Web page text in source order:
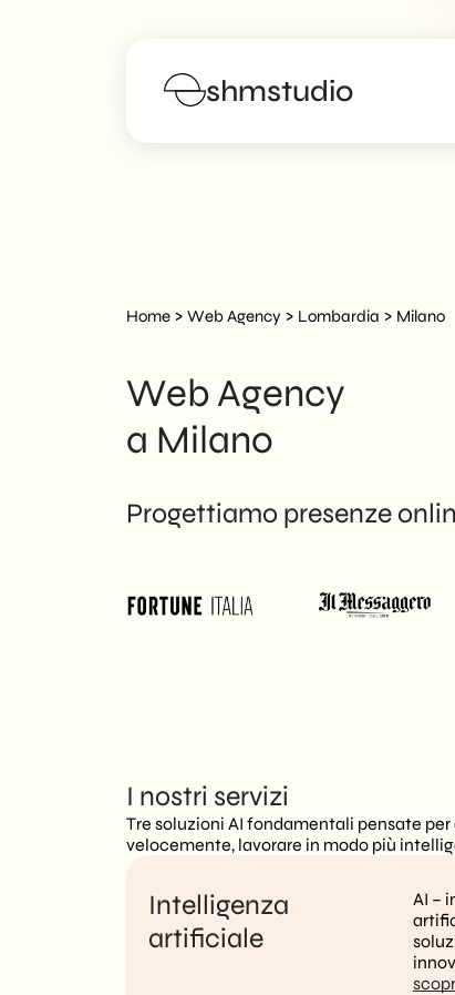
shmstudio
Manifesto
Blog
FAQs
Home > Web Agency > Lombardia > Milano
Web Agency
a Milano
Progettiamo presenze
I nostri servizi
Tre soluzioni AI fondamentali pensate
velocemente, lavorare in modo più
Intelligenza
artificiale
AI –